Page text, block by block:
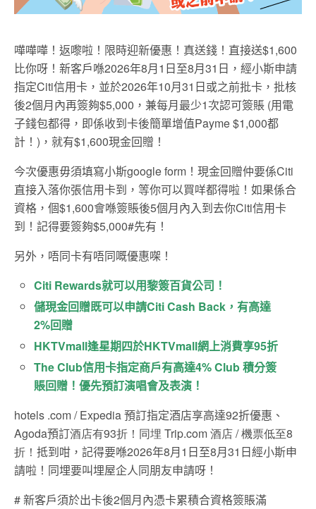
嘩嘩嘩！返嚟啦！限時迎新優惠！真送錢！直接送$1,600
比你呀！新客戶喺2026年8月1日至8月31日，經小斯申請
指定Citi信用卡，並於2026年10月31日或之前批卡，批核
後2個月內再簽夠$5,000，兼每月最少1次認可簽賬 (用電
子錢包都得，即係收到卡後簡單增值Payme $1,000都
計！)，就有$1,600現金回贈！
今次優惠毋須填寫小斯google form！現金回贈仲要係Citi
直接入落你張信用卡到，等你可以買咩都得啦！如果係合
資格，個$1,600會喺簽賬後5個月內入到去你Citi信用卡
到！記得要簽夠$5,000#先有！
另外，唔同卡有唔同嘅優惠㗎！
Citi Rewards就可以用黎簽百貨公司！
儲現金回贈既可以申請Citi Cash Back，有高達
2%回贈
HKTVmall逢星期四於HKTVmall網上消費享95折
The Club信用卡指定商戶有高達4% Club 積分簽
賬回贈！優先預訂演唱會及表演！
hotels .com / Expedia 預訂指定酒店享高達92折優惠、
Agoda預訂酒店有93折！同埋 Trip.com 酒店 / 機票低至8
折！ 抵到咁，記得要喺2026年8月1日至8月31日經小斯申
請啦！同埋要叫埋屋企人同朋友申請呀！
# 新客戶須於出卡後2個月內憑卡累積合資格簽賬滿